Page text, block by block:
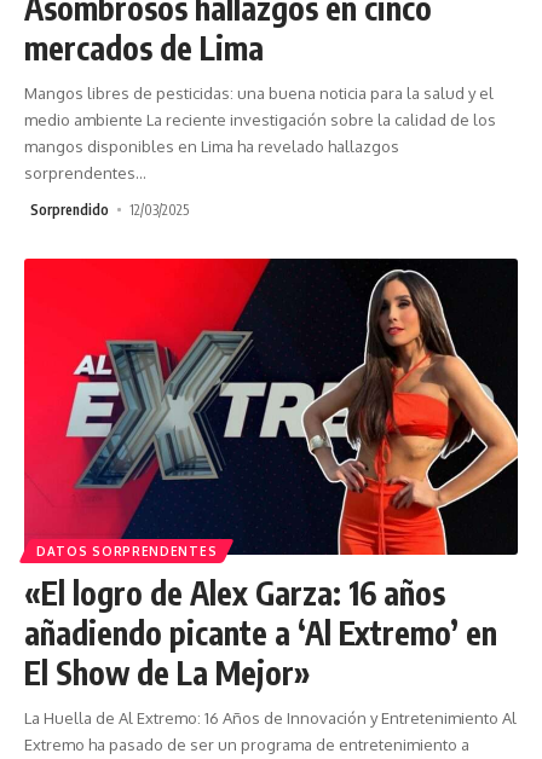
mercados de Lima
Mangos libres de pesticidas: una buena noticia para la salud y el
medio ambiente La reciente investigación sobre la calidad de los
mangos disponibles en Lima ha revelado hallazgos
sorprendentes…
Sorprendido 12/03/2025
DATOS SORPRENDENTES
«El logro de Alex Garza: 16 años
añadiendo picante a ‘Al Extremo’ en
El Show de La Mejor»
La Huella de Al Extremo: 16 Años de Innovación y Entretenimiento Al
Extremo ha pasado de ser un programa de entretenimiento a